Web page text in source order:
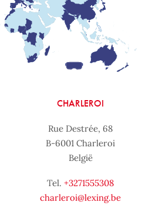
CHARLEROI
Rue Destrée, 68
B-6001 Charleroi
België
Tel. +3271555308
charleroi@lexing.be